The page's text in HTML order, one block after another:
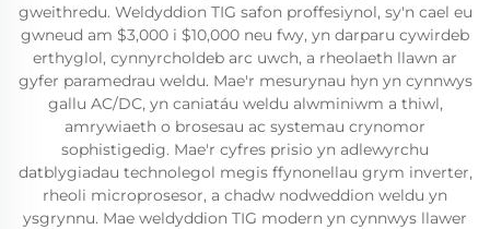
gweithredu. Weldyddion TIG safon proffesiynol, sy'n cael eu
gwneud am $3,000 i $10,000 neu fwy, yn darparu cywirdeb
erthyglol, cynnyrcholdeb arc uwch, a rheolaeth llawn ar
gyfer paramedrau weldu. Mae'r mesurynau hyn yn cynnwys
gallu AC/DC, yn caniatáu weldu alwminiwm a thiwl,
amrywiaeth o brosesau ac systemau crynomor
sophistigedig. Mae'r cyfres prisio yn adlewyrchu
datblygiadau technolegol megis ffynonellau grym inverter,
rheoli microprosesor, a chadw nodweddion weldu yn
ysgrynnu. Mae weldyddion TIG modern yn cynnwys llawer